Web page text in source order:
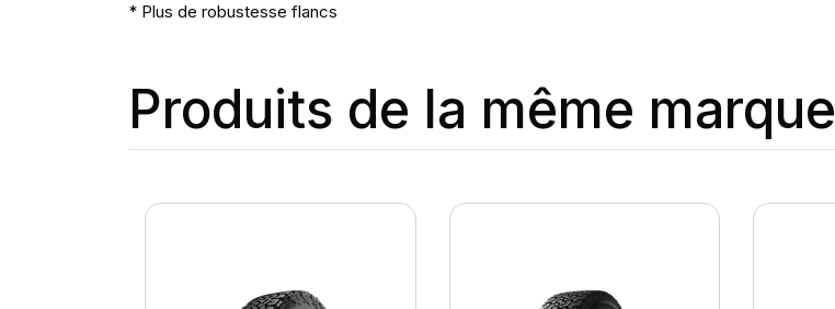
* Plus de robustesse flancs
Produits de la même marque